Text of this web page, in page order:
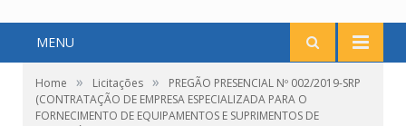
MENU
Home » Licitações »
PREGÃO PRESENCIAL Nº 002/2019-SRP
(CONTRATAÇÃO DE EMPRESA ESPECIALIZADA PARA O
FORNECIMENTO DE EQUIPAMENTOS E SUPRIMENTOS DE